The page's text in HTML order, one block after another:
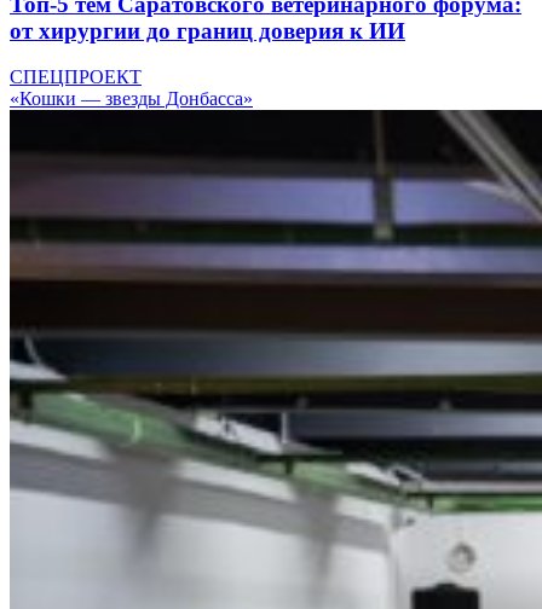
от хирургии до границ доверия к ИИ
СПЕЦПРОЕКТ
«Кошки — звезды Донбасса»